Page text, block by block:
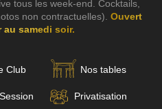
tous les week-end. Cocktails,
non contractuelles). Ouvert
samedi soir.
Club Nos tables
Privatisation